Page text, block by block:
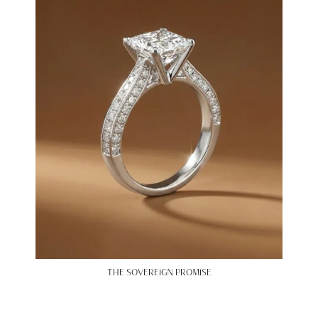
THE SOVEREIGN PROMISE